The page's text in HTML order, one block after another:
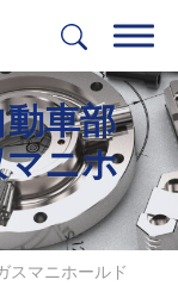
車部
ニホ
スマニホールド
Deutsch